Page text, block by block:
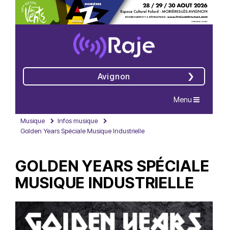
Avignon
Navigation
Menu
Musique
Infos musique
Golden Years Spéciale Musique Industrielle
GOLDEN YEARS SPÉCIALE
MUSIQUE INDUSTRIELLE